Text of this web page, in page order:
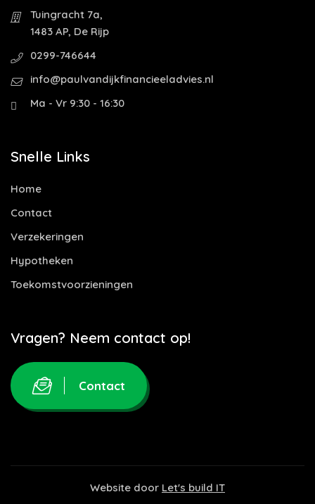
Tuingracht 7a,
1483 AP, De Rijp
0299-746644
info@paulvandijkfinancieeladvies.nl
Ma - Vr 9:30 - 16:30
Snelle Links
Home
Contact
Verzekeringen
Hypotheken
Toekomstvoorzieningen
Vragen? Neem contact op!
Contact
Website door Let's build IT